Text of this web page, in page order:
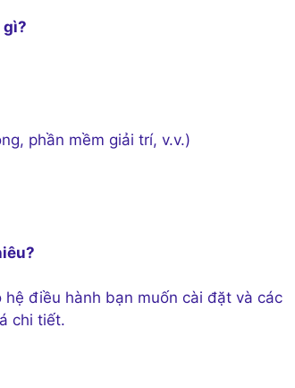
gì?
phần mềm giải trí, v.v.)
điều hành bạn muốn cài đặt và các
chi tiết.